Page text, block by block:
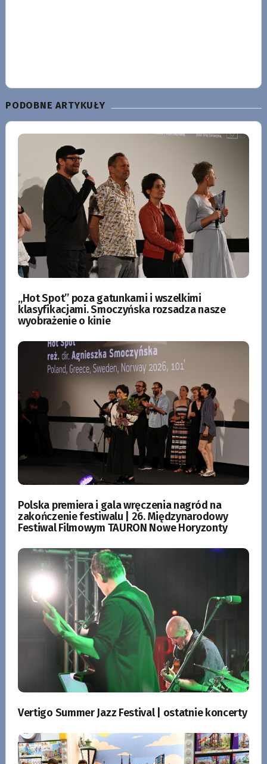
PODOBNE ARTYKUŁY
„Hot Spot” poza gatunkami i wszelkimi
klasyfikacjami. Smoczyńska rozsadza nasze
wyobrażenie o kinie
Polska premiera i gala wręczenia nagród na
zakończenie festiwalu | 26. Międzynarodowy
Festiwal Filmowym TAURON Nowe Horyzonty
Vertigo Summer Jazz Festival | ostatnie koncerty